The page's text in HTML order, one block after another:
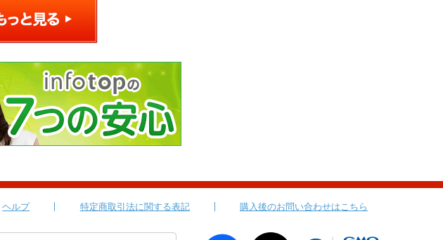
ヘルプ 特定商取引法に関する表記 購入後のお問い合わせはこちら